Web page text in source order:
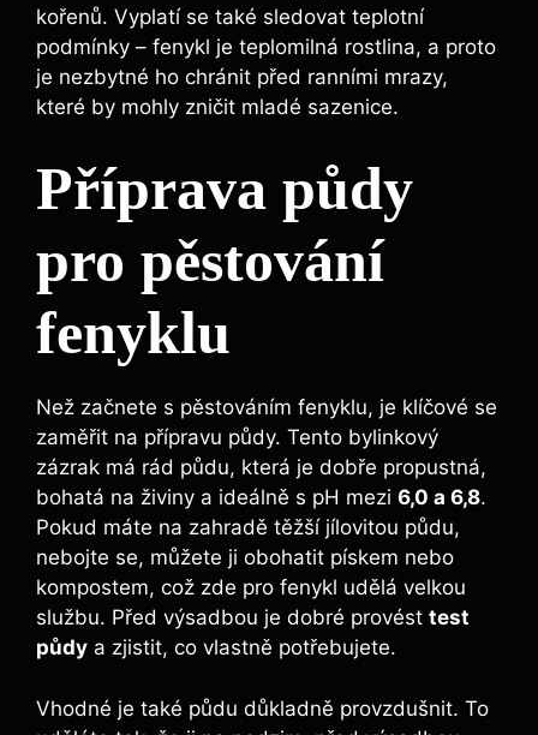
kořenů. Vyplatí se také sledovat teplotní
podmínky – fenykl je teplomilná rostlina, a proto
je nezbytné ho chránit před ranními mrazy,
které by mohly zničit mladé sazenice.
Příprava půdy
pro pěstování
fenyklu
Než začnete s pěstováním fenyklu, je klíčové se
zaměřit na přípravu půdy. Tento bylinkový
zázrak má rád půdu, která je dobře propustná,
bohatá na živiny a ideálně s pH mezi 6,0 a 6,8.
Pokud máte na zahradě těžší jílovitou půdu,
nebojte se, můžete ji obohatit pískem nebo
kompostem, což zde pro fenykl udělá velkou
službu. Před výsadbou je dobré provést test
půdy a zjistit, co vlastně potřebujete.
Vhodné je také půdu důkladně provzdušnit. To